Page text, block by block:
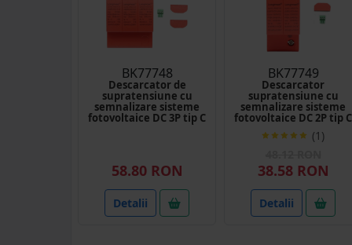
BK77748
Descarcator de
supratensiune cu
semnalizare sisteme
fotovoltaice DC 3P tip C
1500VDC Longroad
58.80 RON
Detalii
BK77749
Descarcator
supratensiune cu
semnalizare sisteme
fotovoltaice DC 2P tip C
1000VDC LRSPD2-DC5-
40KA Longroad
(1)
38.58 RON
Detalii